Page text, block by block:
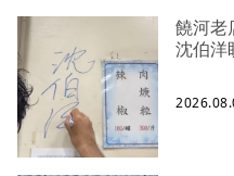
饒河老
沈伯洋